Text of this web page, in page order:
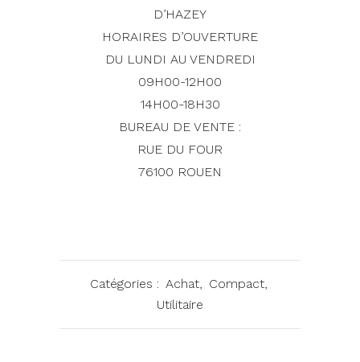
D’HAZEY
HORAIRES D’OUVERTURE
DU LUNDI AU VENDREDI
09H00-12H00
14H00-18H30
BUREAU DE VENTE :
RUE DU FOUR
76100 ROUEN
Catégories : Achat, Compact,
Utilitaire